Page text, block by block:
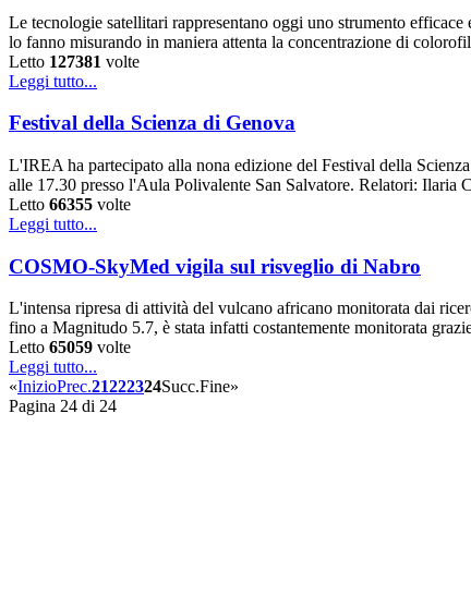
Le tecnologie satellitari rappresentano oggi uno strumento
lo fanno misurando in maniera attenta la concentrazione di
Letto 127381 volte
Leggi tutto...
Festival della Scienza di Genova
L'IREA ha partecipato alla nona edizione del Festival della
alle 17.30 presso l'Aula Polivalente San Salvatore. Relatori: Ilaria
Letto 66355 volte
Leggi tutto...
COSMO-SkyMed vigila sul risveglio di Nabro
L'intensa ripresa di attività del vulcano africano monitorata dai
fino a Magnitudo 5.7, è stata infatti costantemente monitorata
Letto 65059 volte
Leggi tutto...
«InizioPrec.21222324Succ.Fine»
Pagina 24 di 24